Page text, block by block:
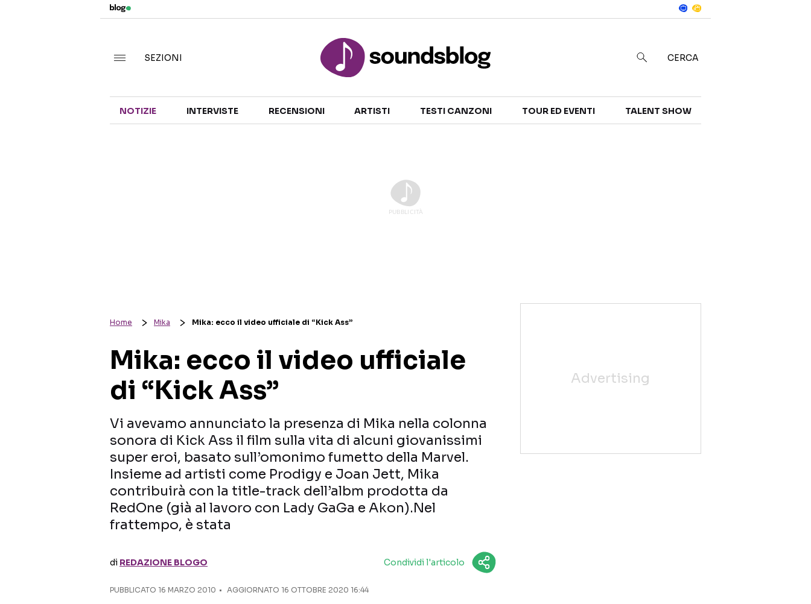
TALENT SHOW
SEZIONI CERCA
NOTIZIE INTERVISTE RECENSIONI ARTISTI TESTI CANZONI TOUR ED EVENTI TALENT SHOW
Home Mika Mika: ecco il video ufficiale di “Kick Ass”
Mika: ecco il video ufficiale
di “Kick Ass”
Vi avevamo annunciato la presenza di Mika nella colonna
sonora di Kick Ass il film sulla vita di alcuni giovanissimi
super eroi, basato sull’omonimo fumetto della Marvel.
Insieme ad artisti come Prodigy e Joan Jett, Mika
contribuirà con la title-track dell’albm prodotta da
RedOne (già al lavoro con Lady GaGa e Akon).Nel
frattempo, è stata
di REDAZIONE BLOGO Condividi l'articolo
PUBBLICATO 16 MARZO 2010 AGGIORNATO 16 OTTOBRE 2020 16:44